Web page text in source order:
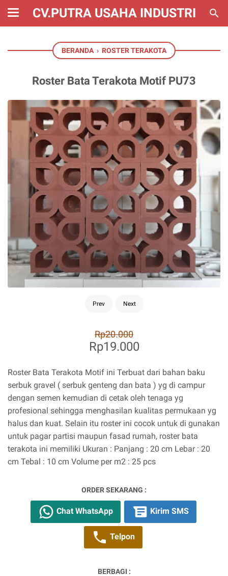
CV.PUTRA USAHA INDUSTRI
BERANDA › ROSTER TERAKOTA
Roster Bata Terakota Motif PU73
Prev Next
Rp20.000
Rp19.000
Roster Bata Terakota Motif ini Terbuat dari bahan baku
serbuk gravel ( serbuk genteng dan bata ) yg di campur
dengan semen kemudian di cetak oleh tenaga yg
profesional sehingga menghasilan kualitas permukaan yg
halus dan kuat. Selain itu roster ini cocok untuk di gunakan
untuk pagar partisi maupun fasad rumah, roster bata
terakota ini memiliki Ukuran : Panjang : 20 cm Lebar : 20
cm Tebal : 10 cm Volume per m2 : 25 pcs
ORDER SEKARANG :
Chat WhatsApp Kirim SMS
Telpon
BERBAGI :